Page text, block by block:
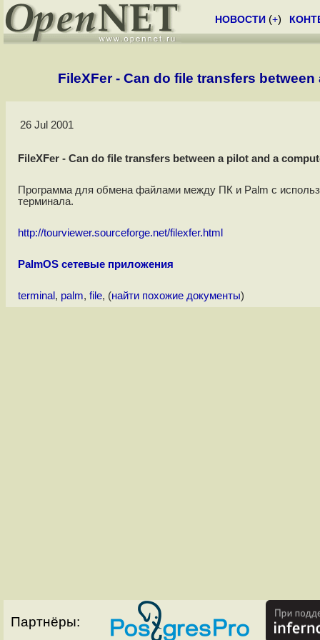
НОВОСТИ (+)
FileXFer - Can do file transfers
26 Jul 2001
FileXFer - Can do file transfers between a pilot and a
Программа для обмена файлами между ПК и Palm с
терминала.
http://tourviewer.sourceforge.net/filexfer.html
PalmOS сетевые приложения
terminal, palm, file, (найти похожие документы)
Партнёры: